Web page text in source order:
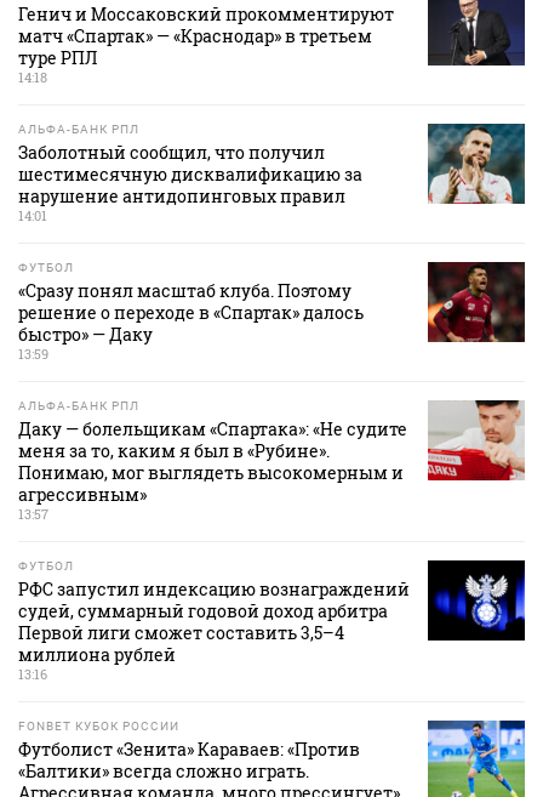
Генич и Моссаковский прокомментируют
матч «Спартак» — «Краснодар» в третьем
туре РПЛ
14:18
АЛЬФА-БАНК РПЛ
Заболотный сообщил, что получил
шестимесячную дисквалификацию за
нарушение антидопинговых правил
14:01
ФУТБОЛ
«Сразу понял масштаб клуба. Поэтому
решение о переходе в «Спартак» далось
быстро» — Даку
13:59
АЛЬФА-БАНК РПЛ
Даку — болельщикам «Спартака»: «Не судите
меня за то, каким я был в «Рубине».
Понимаю, мог выглядеть высокомерным и
агрессивным»
13:57
ФУТБОЛ
РФС запустил индексацию вознаграждений
судей, суммарный годовой доход арбитра
Первой лиги сможет составить 3,5–4
миллиона рублей
13:16
FONBET КУБОК РОССИИ
Футболист «Зенита» Караваев: «Против
«Балтики» всегда сложно играть.
Агрессивная команда, много прессингует»